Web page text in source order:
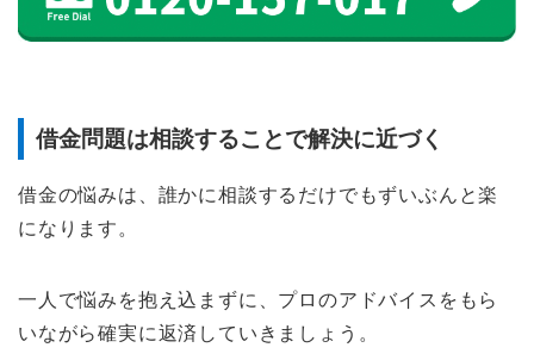
借金問題は相談することで解決に近づく
借金の悩みは、誰かに相談するだけでもずいぶんと楽
になります。
一人で悩みを抱え込まずに、プロのアドバイスをもら
いながら確実に返済していきましょう。